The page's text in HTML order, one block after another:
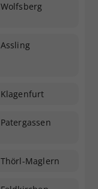
Wolfsberg
Assling
Klagenfurt
Patergassen
Thörl-Maglern